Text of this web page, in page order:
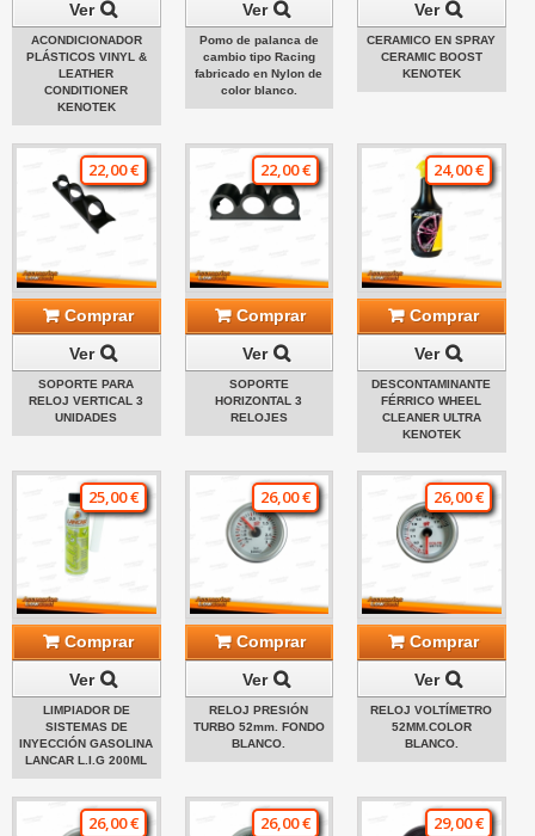
Ver
ACONDICIONADOR
PLÁSTICOS VINYL &
LEATHER
CONDITIONER
KENOTEK
Ver
Pomo de palanca de
cambio tipo Racing
fabricado en Nylon de
color blanco.
Ver
CERAMICO EN SPRAY
CERAMIC BOOST
KENOTEK
22,00 €
Comprar
Ver
SOPORTE PARA
RELOJ VERTICAL 3
UNIDADES
22,00 €
Comprar
Ver
SOPORTE
HORIZONTAL 3
RELOJES
24,00 €
Comprar
Ver
DESCONTAMINANTE
FÉRRICO WHEEL
CLEANER ULTRA
KENOTEK
25,00 €
Comprar
Ver
LIMPIADOR DE
SISTEMAS DE
INYECCIÓN GASOLINA
LANCAR L.I.G 200ML
26,00 €
Comprar
Ver
RELOJ PRESIÓN
TURBO 52mm. FONDO
BLANCO.
26,00 €
Comprar
Ver
RELOJ VOLTÍMETRO
52MM.COLOR
BLANCO.
26,00 € 26,00 € 29,00 €